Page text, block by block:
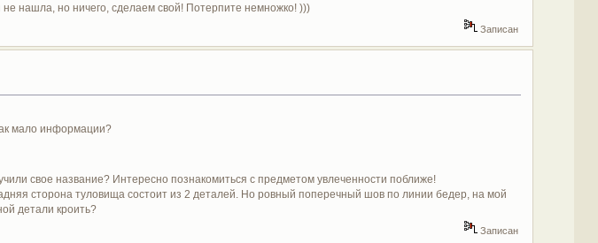
нашла, но ничего, сделаем свой! Потерпите немножко! )))
Записан
мало информации?
свое название? Интересно познакомиться с предметом увлеченности поближе!
сторона туловища состоит из 2 деталей. Но ровный поперечный шов по линии бедер, на мой
детали кроить?
Записан